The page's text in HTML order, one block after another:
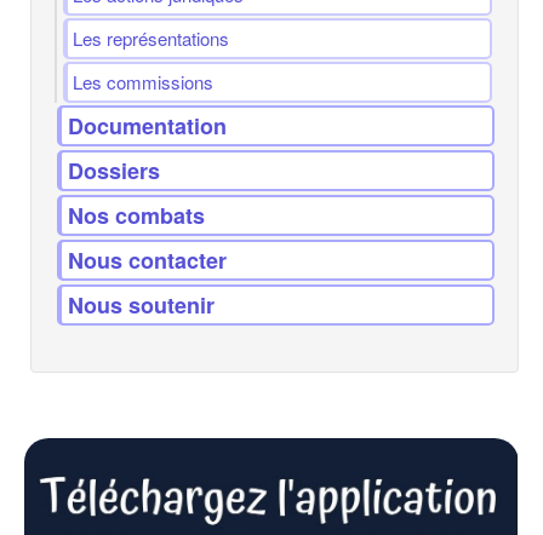
Les représentations
Les commissions
Documentation
Dossiers
Nos combats
Nous contacter
Nous soutenir